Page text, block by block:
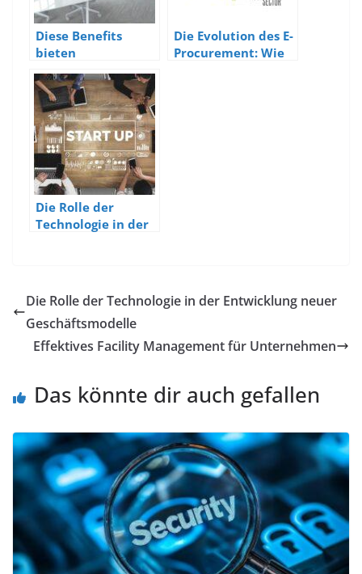
Diese Benefits
bieten
Unternehmen
ihren Mitarbeitern
heute
Die Evolution des E-
Procurement: Wie
Die Rolle der
Technologie in der
Die Rolle der Technologie in der Entwicklung neuer
Geschäftsmodelle
Effektives Facility Management für Unternehmen
Das könnte dir auch gefallen